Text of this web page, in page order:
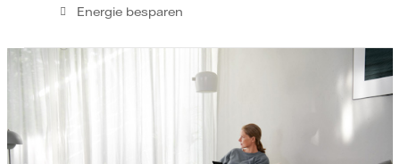
Energie besparen